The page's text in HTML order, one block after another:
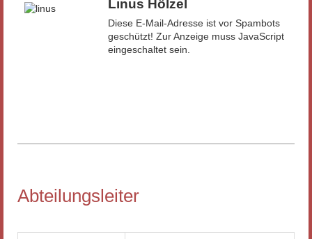
Linus Hölzel
Diese E-Mail-Adresse ist vor Spambots
geschützt! Zur Anzeige muss JavaScript
eingeschaltet sein.
Abteilungsleiter